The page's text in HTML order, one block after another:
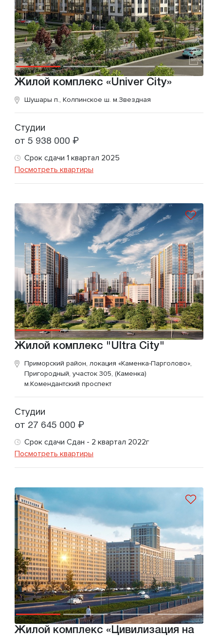
Жилой комплекс «Univer City»
Шушары п., Колпинское ш. м.Звездная
Студии
от 5 938 000 ₽
Срок сдачи 1 квартал 2025
Посмотреть квартиры
Жилой комплекс "Ultra City"
Приморский район, локация «Каменка-Парголово»,
Пригородный, участок 305, (Каменка)
м.Комендантский проспект
Студии
от 27 645 000 ₽
Срок сдачи Сдан - 2 квартал 2022г
Посмотреть квартиры
Жилой комплекс «Цивилизация на